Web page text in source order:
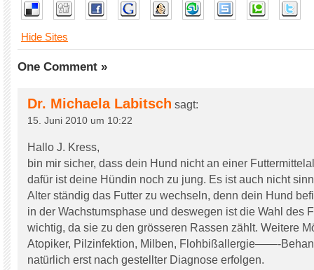
Hide Sites
One Comment »
Dr. Michaela Labitsch sagt:
15. Juni 2010 um 10:22
Hallo J. Kress,
bin mir sicher, dass dein Hund nicht an einer
dafür ist deine Hündin noch zu jung. Es ist auch nicht
Alter ständig das Futter zu wechseln, denn dein Hund
in der Wachstumsphase und deswegen ist die Wahl des
wichtig, da sie zu den grösseren Rassen zählt. Weitere
Atopiker, Pilzinfektion, Milben, Flohbißallergie——-
natürlich erst nach gestellter Diagnose erfolgen.